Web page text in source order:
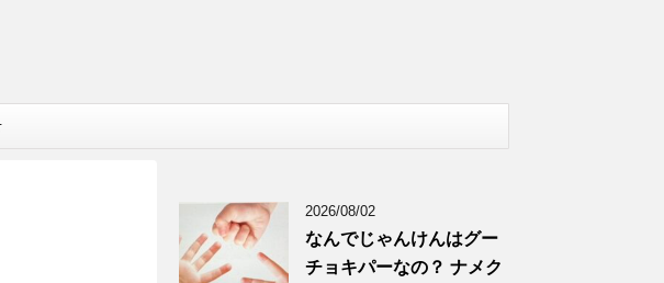
2026/08/02
なんでじゃんけんはグー
チョキパーなの？ ナメク